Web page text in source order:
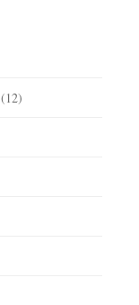
(12)